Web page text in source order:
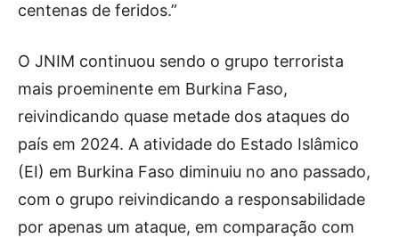
centenas de feridos.”
O JNIM continuou sendo o grupo terrorista
mais proeminente em Burkina Faso,
reivindicando quase metade dos ataques do
país em 2024. A atividade do Estado Islâmico
(EI) em Burkina Faso diminuiu no ano passado,
com o grupo reivindicando a responsabilidade
por apenas um ataque, em comparação com